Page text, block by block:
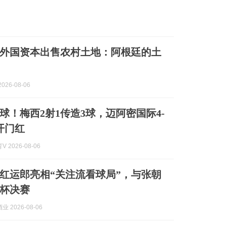
国资本出售农村土地：阿根廷的土
08-06
！梅西2射1传造3球，迈阿密国际4-
门红
V 2026-08-06
运郎亮相“关注流看球局”，与张朝
决赛
业 2026-08-06